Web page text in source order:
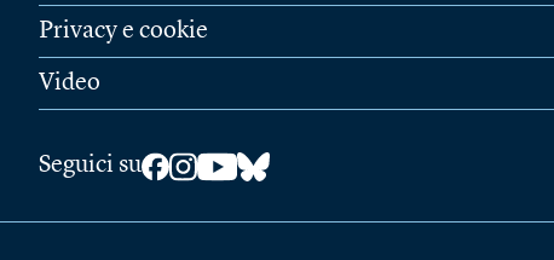
Privacy e cookie
Video
Seguici su